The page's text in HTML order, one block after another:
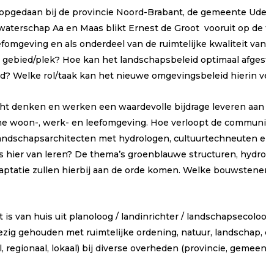
bij de provincie Noord-Brabant, de gemeente
Aa en Maas blikt Ernest de Groot vooruit op
en als onderdeel van de ruimtelijke kwaliteit
gebied/plek? Hoe kan het landschapsbeleid optimaal
Welke rol/taak kan het nieuwe omgevingsbeleid hierin
denken en werken een waardevolle bijdrage leveren
woon-, werk- en leefomgeving. Hoe verloopt de
met hydrologen, cultuurtechneuten
van leren? De thema’s groenblauwe structuren,
zullen hierbij aan de orde komen. Welke
is van huis uit planoloog / landinrichter /
gehouden met ruimtelijke ordening, natuur,
regionaal, lokaal) bij diverse overheden (provincie,